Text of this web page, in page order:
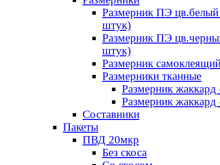
Размерник ПЭ цв.белый
штук)
Размерник ПЭ
штук)
Размерник
Размерники тканные
Размерник
Размерник
Составники
Пакеты
ПВД 20мкр
Без скоса